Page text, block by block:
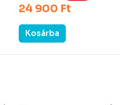
24 900 Ft
Kosárba